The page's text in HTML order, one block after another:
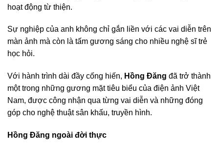
hoạt động từ thiện.
Sự nghiệp của anh không chỉ gắn liền với các vai diễn trên
màn ảnh mà còn là tấm gương sáng cho nhiều nghệ sĩ trẻ
học hỏi.
Với hành trình dài đầy cống hiến, Hồng Đăng đã trở thành
một trong những gương mặt tiêu biểu của điện ảnh Việt
Nam, được công nhận qua từng vai diễn và những đóng
góp cho nghệ thuật sân khấu, truyền hình.
Hồng Đăng ngoài đời thực